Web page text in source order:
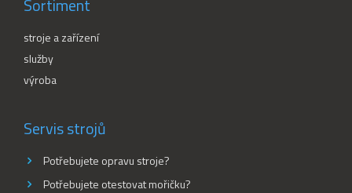
stroje a zařízení
služby
výroba
Servis strojů
Potřebujete opravu stroje?
Potřebujete otestovat mořičku?